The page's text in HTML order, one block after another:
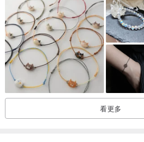
以金工、蠟雕、手做方式來呈現出，金屬間的
二毛用眼睛、用心、用手製作飾品，
以金屬為主，打造屬於二毛腦海中的後花園。
透過手工蠟雕、金工的方式，
傳遞飾品的溫度、含意與象徵。
以系列作品延續想傳達對大自然的愛護與尊重
看更多